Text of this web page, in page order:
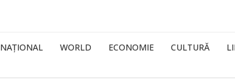
NAȚIONAL WORLD ECONOMIE CULTURĂ